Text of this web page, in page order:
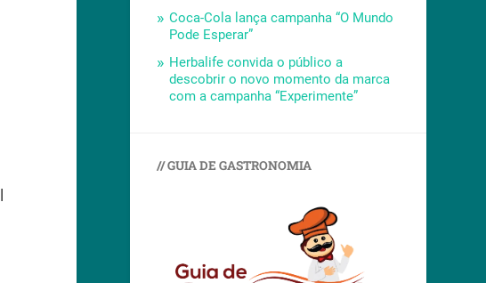
Coca-Cola lança campanha “O Mundo
Pode Esperar”
Herbalife convida o público a
descobrir o novo momento da marca
com a campanha “Experimente”
// GUIA DE GASTRONOMIA